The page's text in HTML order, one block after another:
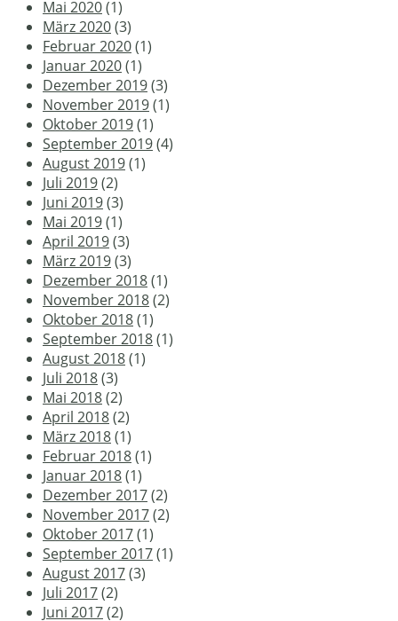
Mai 2020(1)
März 2020(3)
Februar 2020(1)
Januar 2020(1)
Dezember 2019(3)
November 2019(1)
Oktober 2019(1)
September 2019(4)
August 2019(1)
Juli 2019(2)
Juni 2019(3)
Mai 2019(1)
April 2019(3)
März 2019(3)
Dezember 2018(1)
November 2018(2)
Oktober 2018(1)
September 2018(1)
August 2018(1)
Juli 2018(3)
Mai 2018(2)
April 2018(2)
März 2018(1)
Februar 2018(1)
Januar 2018(1)
Dezember 2017(2)
November 2017(2)
Oktober 2017(1)
September 2017(1)
August 2017(3)
Juli 2017(2)
Juni 2017(2)